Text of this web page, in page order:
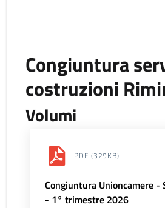
Congiuntura
costruzioni
Volumi
PDF (329KB)
Congiuntura Unioncamere -
- 1° trimestre 2026